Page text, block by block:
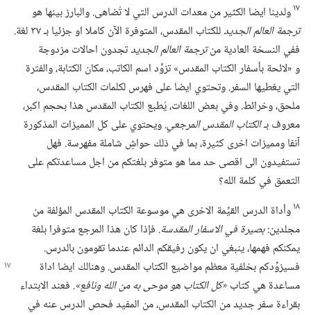
١٧ولدينا ايضا الكثير من معدات الدرس التي لا تُضاهى.‏ والبارز بينها هو
ترجمة العالم الجديد
للكتاب المقدس،‏ المتوفرة الآن كاملا او جزئيا بـ‍ ٣٧ لغة.‏
ففي النسخة العادية منترجمة العالم الجديدتجدون احالات مزدوجة
و «لائحة بأسفار الكتاب المقدس» تزوِّد اسم الكاتب،‏ مكان الكتابة،‏ والفترة
التي يغطيها السفر.‏ وتحتوي ايضا على فهرس لكلمات الكتاب المقدس،‏
ملحق،‏ وخرائط.‏ وفي بعض اللغات،‏ يُطبع الكتاب المقدس هذا بحجم اكبر،‏
معروف بـ‍الكتاب المقدس المرجعي.‏ويحتوي على كل المميزات المذكورة
آنفا ومميزات اخرى كثيرة،‏ بما في ذلك حواشٍ شاملة مفهرسة.‏ فهل
تستفيدون الى اقصى حد مما هو متوفر بلغتكم من اجل مساعدتكم على
التعمق في كلمة الله؟‏
١٨وأداة الدرس القيِّمة الاخرى هي موسوعة الكتاب المقدس المؤلفة من
مجلدين:‏بصيرةفيالاسفار المقدسة.‏ فإذا كان هذا المرجع متوفرا بلغة
يمكنكم فهمها،‏ ينبغي ان يكون رفيقكم الدائم عندما تقومون بالدرس.‏
فسيزوِّدكم بخلفية معظم مواضيع الكتاب المقدس.‏ وهنالك ايضا اداة
مساعدة هي كتاب‏«كل الكتاب هو موحى به من الله ونافع».‏ فعند الابتداء
بقراءة سفر جديد من الكتاب المقدس،‏ من المفيد فحص الدرس عنه في